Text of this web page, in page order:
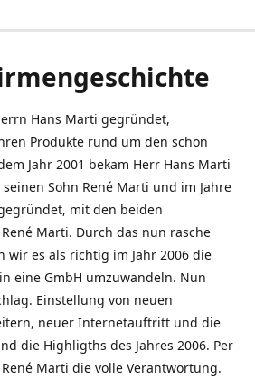
Hans Marti gegründet,
Produkte rund um den schön
Jahr 2001 bekam Herr Hans Marti
Sohn René Marti und im Jahre
mit den beiden
Marti. Durch das nun rasche
wir es als richtig im Jahr 2006 die
eine GmbH umzuwandeln. Nun
Einstellung von neuen
neuer Internetauftritt und die
die Highligths des Jahres 2006. Per
Marti die volle Verantwortung.